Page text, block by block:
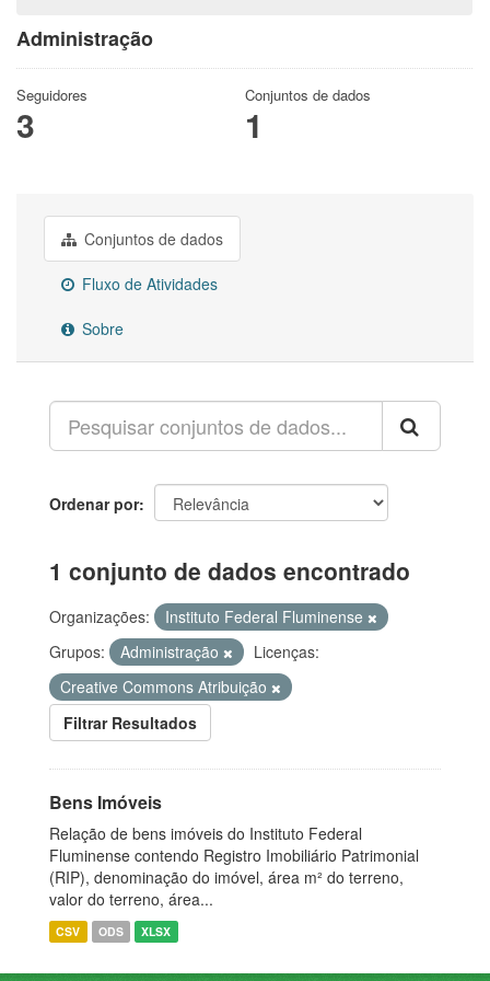
Administração
Seguidores
3
Conjuntos de dados
1
Conjuntos de dados
Fluxo de Atividades
Sobre
Ordenar por
1 conjunto de dados encontrado
Organizações:
Instituto Federal Fluminense
Grupos:
Administração
Licenças:
Creative Commons Atribuição
Filtrar Resultados
Bens Imóveis
Relação de bens imóveis do Instituto Federal
Fluminense contendo Registro Imobiliário Patrimonial
(RIP), denominação do imóvel, área m² do terreno,
valor do terreno, área...
CSV ODS XLSX